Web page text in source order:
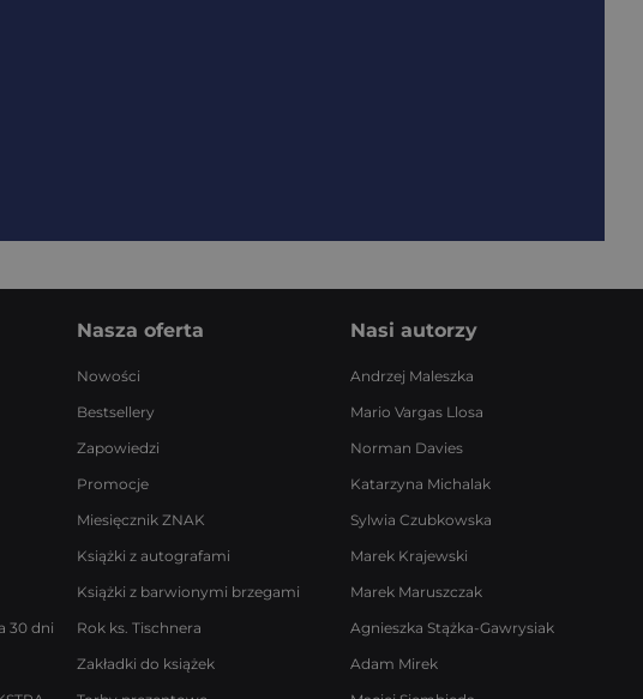
30 dni
Nasza oferta
Nowości
Bestsellery
Zapowiedzi
Promocje
Miesięcznik ZNAK
Książki z autografami
Książki z barwionymi brzegami
Rok ks. Tischnera
Zakładki do książek
Nasi autorzy
Andrzej Maleszka
Mario Vargas Llosa
Norman Davies
Katarzyna Michalak
Sylwia Czubkowska
Marek Krajewski
Marek Maruszczak
Agnieszka Stążka-Gawrysiak
Adam Mirek